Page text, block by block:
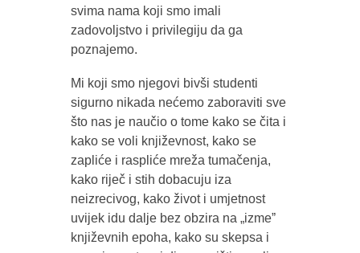
svima nama koji smo imali
zadovoljstvo i privilegiju da ga
poznajemo.
Mi koji smo njegovi bivši studenti
sigurno nikada nećemo zaboraviti sve
što nas je naučio o tome kako se čita i
kako se voli književnost, kako se
zapliće i raspliće mreža tumačenja,
kako riječ i stih dobacuju iza
neizrecivog, kako život i umjetnost
uvijek idu dalje bez obzira na „izmeˮ
književnih epoha, kako su skepsa i